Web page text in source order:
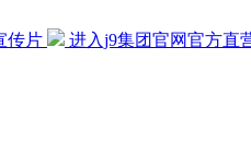
传片 进入j9集团官网官方直